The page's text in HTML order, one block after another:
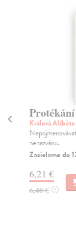
Králová Alžběta
nenazvánu.
Zasielame do
6,21 €
6,40 € ?